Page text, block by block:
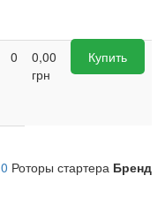
0
0,00
грн
Купить
Роторы стартера Бренд